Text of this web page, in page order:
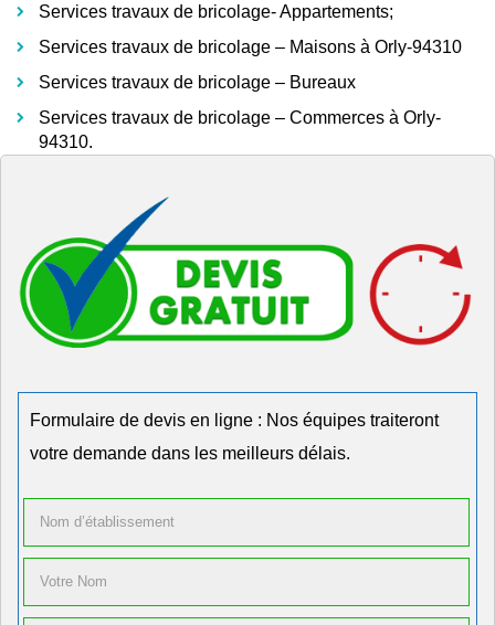
Services travaux de bricolage- Appartements;
Services travaux de bricolage – Maisons à Orly-94310
Services travaux de bricolage – Bureaux
Services travaux de bricolage – Commerces à Orly-
94310.
Formulaire de devis en ligne : Nos équipes traiteront
votre demande dans les meilleurs délais.